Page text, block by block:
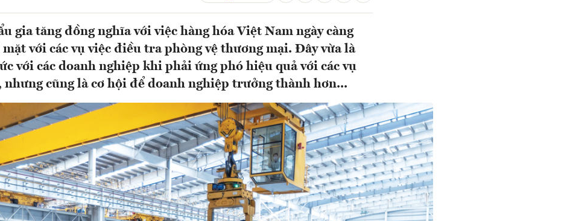
gia tăng đồng nghĩa với việc hàng hóa Việt Nam ngày càng
với các vụ việc điều tra phòng vệ thương mại. Đây vừa là
với các doanh nghiệp khi phải ứng phó hiệu quả với các vụ
nhưng cũng là cơ hội để doanh nghiệp trưởng thành hơn...